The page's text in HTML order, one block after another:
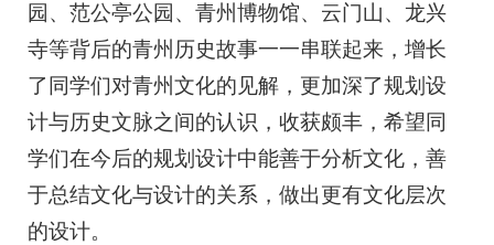
园、范公亭公园、青州博物馆、云门山、龙兴
寺等背后的青州历史故事一一串联起来，增长
了同学们对青州文化的见解，更加深了规划设
计与历史文脉之间的认识，收获颇丰，希望同
学们在今后的规划设计中能善于分析文化，善
于总结文化与设计的关系，做出更有文化层次
的设计。